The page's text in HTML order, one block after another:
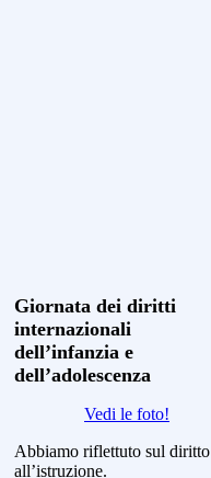
Giornata dei diritti
internazionali
dell’infanzia e
dell’adolescenza
Vedi le foto!
Abbiamo riflettuto sul diritto
all’istruzione.